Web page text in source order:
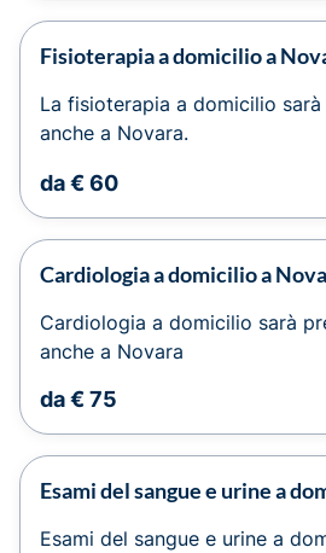
Fisioterapia a domicilio a
La fisioterapia a domicilio
anche a Novara.
da € 60
Cardiologia a domicilio a
Cardiologia a domicilio sarà
anche a Novara
da € 75
Esami del sangue e urine a
Esami del sangue e urine a